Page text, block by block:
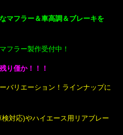
マフラー＆車高調＆ブレーキを
フラー製作受付中！
り僅か！！！
バリエーション！ラインナップに
対応)やハイエース用リアブレー